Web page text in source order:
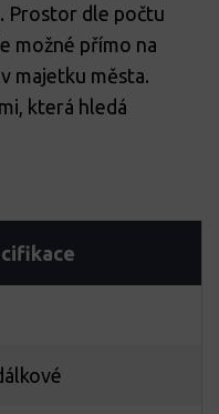
Prostor dle počtu
možné přímo na
majetku města.
která hledá